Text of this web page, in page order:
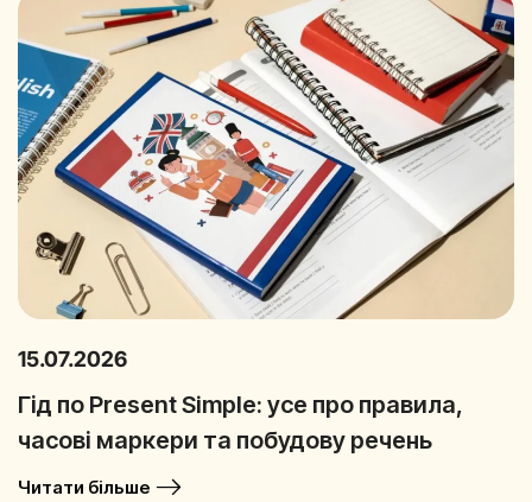
15.07.2026
Гід по Present Simple: усе про правила,
часові маркери та побудову речень
Читати більше